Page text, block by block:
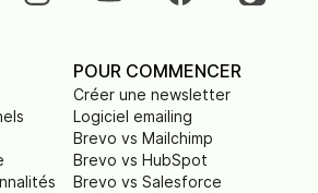
POUR COMMENCER
Créer une newsletter
Logiciel emailing
Brevo vs Mailchimp
Brevo vs HubSpot
Brevo vs Salesforce